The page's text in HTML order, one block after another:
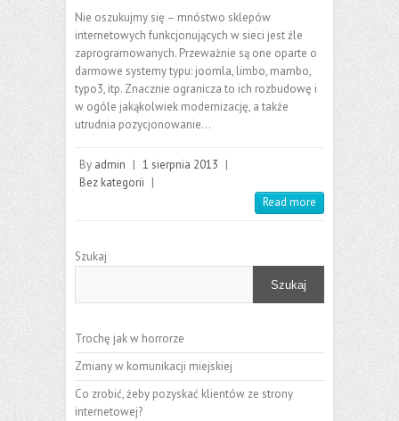
Nie oszukujmy się – mnóstwo sklepów
internetowych funkcjonujących w sieci jest źle
zaprogramowanych. Przeważnie są one oparte o
darmowe systemy typu: joomla, limbo, mambo,
typo3, itp. Znacznie ogranicza to ich rozbudowę i
w ogóle jakąkolwiek modernizację, a także
utrudnia pozycjonowanie…
By admin | 1 sierpnia 2013 |
Bez kategorii |
Read more
Szukaj
Szukaj
Trochę jak w horrorze
Zmiany w komunikacji miejskiej
Co zrobić, żeby pozyskać klientów ze strony
internetowej?